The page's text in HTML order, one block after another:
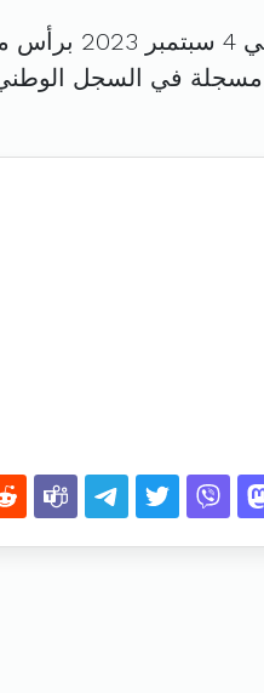
مسجلة في السجل